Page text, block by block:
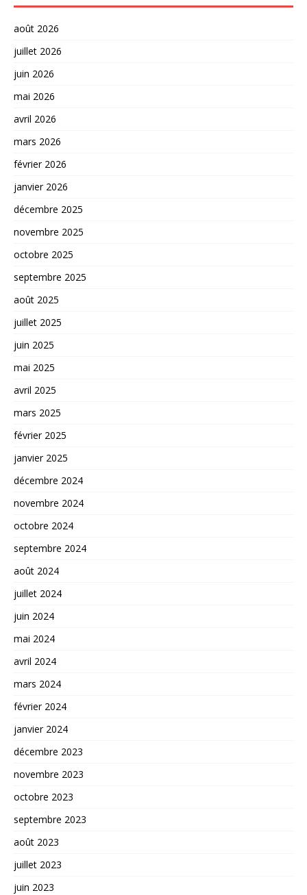
août 2026
juillet 2026
juin 2026
mai 2026
avril 2026
mars 2026
février 2026
janvier 2026
décembre 2025
novembre 2025
octobre 2025
septembre 2025
août 2025
juillet 2025
juin 2025
mai 2025
avril 2025
mars 2025
février 2025
janvier 2025
décembre 2024
novembre 2024
octobre 2024
septembre 2024
août 2024
juillet 2024
juin 2024
mai 2024
avril 2024
mars 2024
février 2024
janvier 2024
décembre 2023
novembre 2023
octobre 2023
septembre 2023
août 2023
juillet 2023
juin 2023